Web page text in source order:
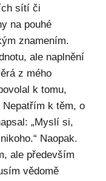
sítí či
na pouhé
znamením.
ale naplnění
z mého
k tomu,
k těm, o
„Myslí si,
Naopak.
ale především
vědomě